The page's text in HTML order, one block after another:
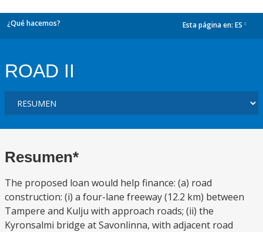
¿Qué hacemos? Esta página en: ES
ROAD II
Resumen*
The proposed loan would help finance: (a) road
construction: (i) a four-lane freeway (12.2 km) between
Tampere and Kulju with approach roads; (ii) the
Kyronsalmi bridge at Savonlinna, with adjacent road